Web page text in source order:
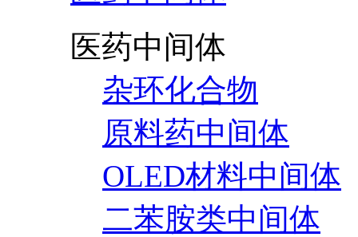
医药中间体
杂环化合物
原料药中间体
OLED材料中间体
二苯胺类中间体